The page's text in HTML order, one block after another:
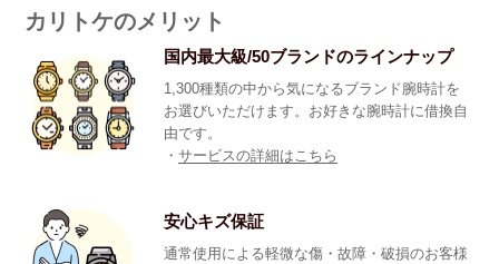
カリトケのメリット
国内最大級/50ブランドのラインナップ
1,300種類の中から気になるブランド腕時計を
お選びいただけます。お好きな腕時計に借換自
由です。
・サービスの詳細はこちら
安心キズ保証
通常使用による軽微な傷・故障・破損のお客様